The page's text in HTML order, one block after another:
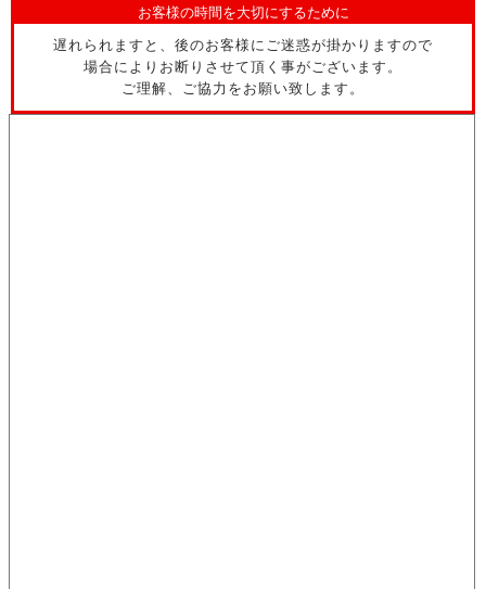
お客様の時間を大切にするために
遅れられますと、後のお客様にご迷惑が掛かりますので
場合によりお断りさせて頂く事がございます。
ご理解、ご協力をお願い致します。